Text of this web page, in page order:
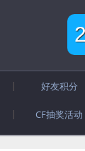
好友积分
CF抽奖活动